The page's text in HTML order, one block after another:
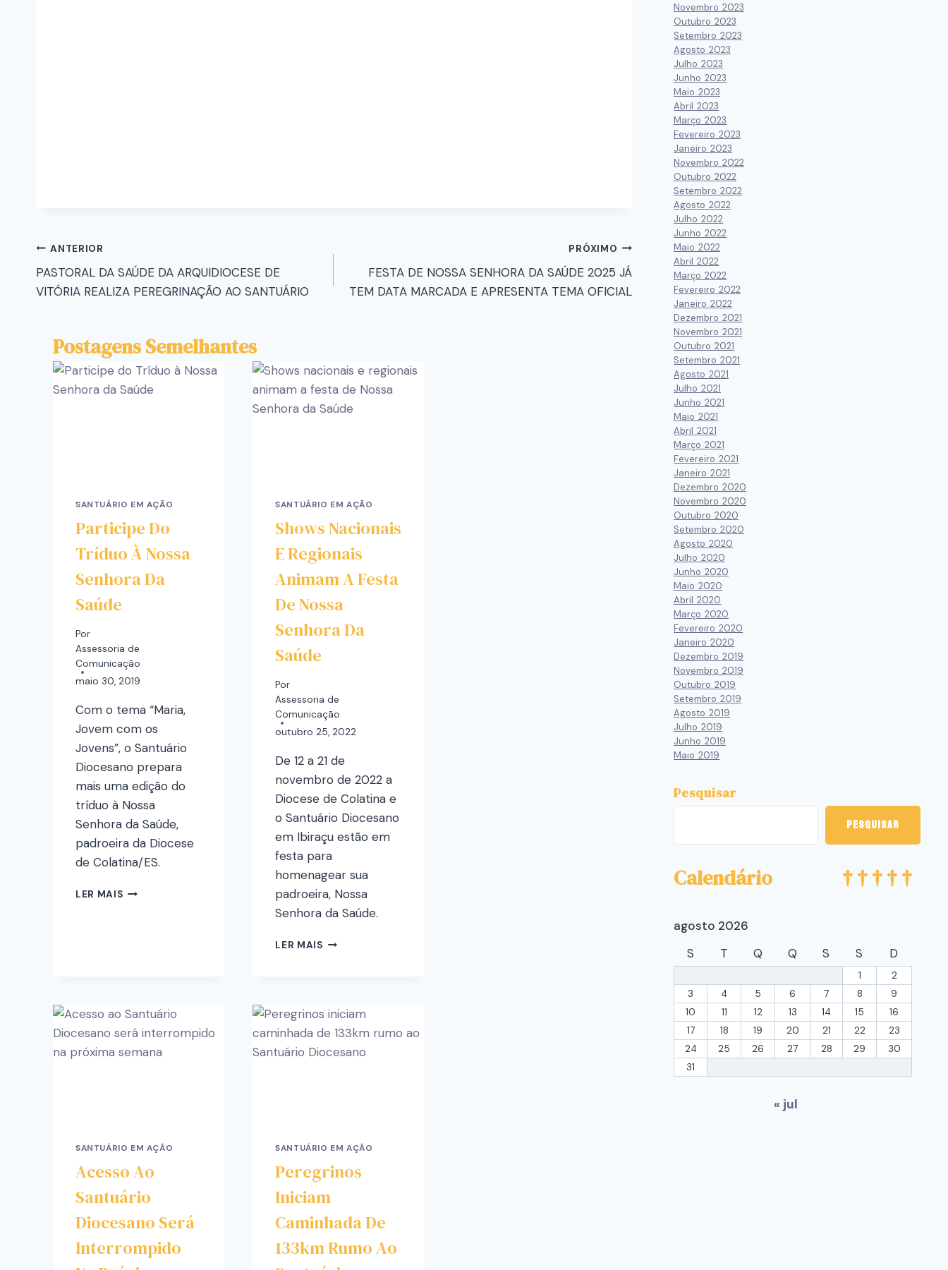
ANTERIOR
PASTORAL DA SAÚDE DA ARQUIDIOCESE DE
VITÓRIA REALIZA PEREGRINAÇÃO AO SANTUÁRIO
PRÓXIMO
FESTA DE NOSSA SENHORA DA SAÚDE 2025 JÁ
TEM DATA MARCADA E APRESENTA TEMA OFICIAL
Postagens Semelhantes
SANTUÁRIO EM AÇÃO
Participe Do
Tríduo À Nossa
Senhora Da
Saúde
Por
Assessoria de
Comunicação
maio 30, 2019
Com o tema “Maria,
Jovem com os
Jovens”, o Santuário
Diocesano prepara
mais uma edição do
tríduo à Nossa
Senhora da Saúde,
padroeira da Diocese
de Colatina/ES.
LER MAIS
SANTUÁRIO EM AÇÃO
Shows Nacionais
E Regionais
Animam A Festa
De Nossa
Senhora Da
Saúde
Por
Assessoria de
Comunicação
outubro 25, 2022
De 12 a 21 de
novembro de 2022 a
Diocese de Colatina e
o Santuário Diocesano
em Ibiraçu estão em
festa para
homenagear sua
padroeira, Nossa
Senhora da Saúde.
LER MAIS
SANTUÁRIO EM AÇÃO
Acesso Ao
Santuário
Diocesano Será
Interrompido
SANTUÁRIO EM AÇÃO
Peregrinos
Iniciam
Caminhada De
133km Rumo Ao
Novembro 2023
Outubro 2023
Setembro 2023
Agosto 2023
Julho 2023
Junho 2023
Maio 2023
Abril 2023
Março 2023
Fevereiro 2023
Janeiro 2023
Novembro 2022
Outubro 2022
Setembro 2022
Agosto 2022
Julho 2022
Junho 2022
Maio 2022
Abril 2022
Março 2022
Fevereiro 2022
Janeiro 2022
Dezembro 2021
Novembro 2021
Outubro 2021
Setembro 2021
Agosto 2021
Julho 2021
Junho 2021
Maio 2021
Abril 2021
Março 2021
Fevereiro 2021
Janeiro 2021
Dezembro 2020
Novembro 2020
Outubro 2020
Setembro 2020
Agosto 2020
Julho 2020
Junho 2020
Maio 2020
Abril 2020
Março 2020
Fevereiro 2020
Janeiro 2020
Dezembro 2019
Novembro 2019
Outubro 2019
Setembro 2019
Agosto 2019
Julho 2019
Junho 2019
Maio 2019
Pesquisar
Pesquisar
Calendário
agosto 2026
S
T Q Q S S D
1
2
3
4 5 6 7 8
9
10
11 12 13 14 15
16
17
18 19 20 21 22
23
24
25 26 27 28 29
30
31
« jul